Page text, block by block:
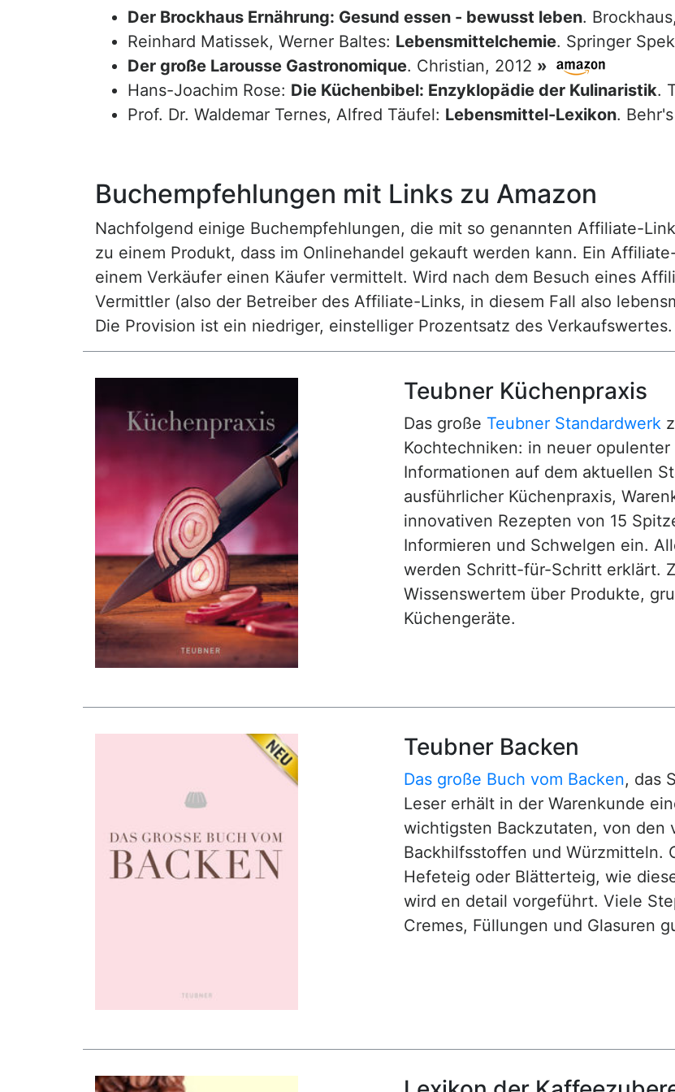
Der Brockhaus Ernährung: Gesund essen - bewusst leben.
Reinhard Matissek, Werner Baltes: Lebensmittelchemie. Springer
Der große Larousse Gastronomique. Christian, 2012 »
Hans-Joachim Rose: Die Küchenbibel: Enzyklopädie der Kulinaristik.
Prof. Dr. Waldemar Ternes, Alfred Täufel: Lebensmittel-Lexikon.
Buchempfehlungen mit Links zu Amazon
Nachfolgend einige Buchempfehlungen, die mit so genannten Affiliate-
zu einem Produkt, dass im Onlinehandel gekauft werden kann. Ein
einem Verkäufer einen Käufer vermittelt. Wird nach dem Besuch eines
Vermittler (also der Betreiber des Affiliate-Links, in diesem Fall also
Die Provision ist ein niedriger, einstelliger Prozentsatz des Verkaufswertes.
Teubner Küchenpraxis
Das große Teubner Standardwerk
Kochtechniken: in neuer
Informationen auf dem aktuellen
ausführlicher Küchenpraxis,
innovativen Rezepten von 15
Informieren und Schwelgen ein.
werden Schritt-für-Schritt erklärt.
Wissenswertem über Produkte,
Küchengeräte.
Teubner Backen
Das große Buch vom Backen, das
Leser erhält in der Warenkunde
wichtigsten Backzutaten, von den
Backhilfsstoffen und Würzmitteln.
Hefeteig oder Blätterteig, wie
wird en detail vorgeführt. Viele
Cremes, Füllungen und Glasuren